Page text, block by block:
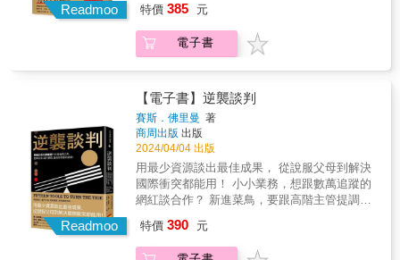
溝通方式，從中獲取多角度的見解和反饋。增
進團隊合作與建立共識。提高團隊溝通和協作
效率。培養團隊的共同理解和共享價值觀。&6.
反思精進回顧自己在觀影學習過程中的成長和
收穫，並思考如何進一步提升自己的溝通技巧
慣。&加強對自身行為及態度的反思和調整。
&&持續追求個人和職業生涯的發展成長。
&&&7.理解多元文化&&觀看不同國家和文化背
景的電影，加深對文化差異的價值觀理解，提
升跨文化溝通與談判能力。提高跨文化溝通和
國際合作能力。增進對多元文化社會的敏感度
及包容心。&&拓展跨國人際網絡和就業機會。
通技巧非常重要。本書內容清晰、易懂，發人
深思並提供具體的實踐建議，幫助讀者「開心
的語言、非語言和情感表達，並分析其背後的
溝通風格與技巧。提升解決問題的能力。& &3.
學會技巧觀看電影並將角色之間的溝通方式應
用到現實生活中的談判或溝通場景。透過娛樂
方式學習溝通技巧。可模仿和應用在實際工作
或生活情境中。提供新的思維角度和解決問題
的方法。&4.自我調整嘗試模仿電影中不同角色
的溝通或談判風格，從中學習調整自己的表達
方式與技巧。&&提高自我意識和自我調整能
力。學習在不同情境使用不同的談判溝通策
略。增進自我情緒管理能力。&5.團體建立與團
隊或夥伴一起觀看電影，共同討論角色之間的
溝通方式，從中獲取多角度的見解和反饋。增
進團隊合作與建立共識。提高團隊溝通和協作
效率。培養團隊的共同理解和共享價值觀。&6.
意、合作的方式，與利益不同的人建立持久的
協作關係，把彼此的路走寬、把餅做大，共同
創造充滿無限可能的世界！ 各界推薦 「讀完本
人都以為不可能做到的事。任何人如果想學習
談判藝術、如何找到解方等生活中的基本素
養，一定要讀《創造可能》。」
&mdash;&mdash;桑托斯（Juan Manuel
Santo），哥倫比亞前總統及諾貝爾和平獎得主
「希望不是策略，所以需要有尤瑞這樣的人幫
助我們，在另一方只聽見反對聲音時，找到達
見之際，找到機會。如果你想重新感受好事可
解對方的期待？化解對方的攻擊？
．何時再見？可攻可守的「燜」字訣 ．如何優
雅下桌，不至於撕破臉？&hellip;&hellip; &
（辭職）變成是勞資雙方要共同面對的問題。
│如何選地點│ 人心是浮動的，因此要盡量在讓
對方不容易落跑的地方進行談判。沒辦法轉身
碼。 實用的QA集錦 升級你的談判即戰力 第1
章 坐上談判桌之前要知道的事 ．談判到底可
不可能雙贏？ ．談判有沒有底線？什麼是贏與
利的標準？&hellip;&hellip; 第2章 生活中的談
判，無所不在 ．跳槽、辭職、求職的談判關鍵
為何？ ．非買到不可！避免落入弱勢的談判關
鍵？&hellip;&hellip; 第3章 談判桌上的攻防技
巧 ．談判出牌，用什麼句型最有效？ ．如何破
解對方的期待？化解對方的攻擊？
歡迎通識讀本， 用最簡明的方式一探人類談判
的是有效解決問題，讓事情「比以前好」。 &
一場好談判的神奇之處在於：能顧及每一方的
需求、想要的東西和利益，盡可能讓各方都獲
得自己想要的結果。我們如何概念化思考談判
（談判的「科學」），取決於許多因素
&mdash;&mdash;有什麼風險、有哪些當事
者、有多少議題、事件背景或使用手段
&hellip;&hellip;，這些都決定了我們如何行動
（談判的「藝術」）： ●多方的複雜談判需要
同時處理大腦、胃以及心？ ●如果談判達成協
議了，如何確保各方會履行自己的承諾？ ●當
談判中其他人採用糟糕的戰術來對付我們時，
該怎麼辦？ ●「不計代價要贏」、「任何事都
可以談判！」、「各讓一步」、「如何與俄國
Readmoo
一致認證！入選普林斯頓大學、耶魯大學等頂
尖大學指定讀物！【GAS口語魅力培訓®創辦
人、廣播主持人、銘傳大學傳播學院助理教
維商學院院長】孫治華【全職交易人】梁展嘉
【諮商心理師、作家】陳雪如【知名專業企業
講師】黃永猛【鉑澈行銷顧問策略長】劉奕酉
【臨床心理師】蘇益賢專業推薦！最好的談
判，不只可以得到勝利，更能夠贏得人心！．
買東西殺價時，你要求的折扣，應該要比你預
期的折扣更大？．應徵工作時，應該爭取比自
己需求更高的薪水與福利？．賣房子的時候，
當個不情願的賣方，才可以得到更好的成交價
受對方第一次的報價？．簽訂合約時，擬訂合
特價 385 元
電子書
Readmoo
【電子書】逆襲談判
賽斯．佛里曼 著
商周出版 出版
2024/04/04 出版
用最少資源談出最佳成果， 從說服父母到解決
國際衝突都能用！ 小小業務，想跟數萬追蹤的
網紅談合作？ 新進菜鳥，要跟高階主管提調
你？ 如果談判籌碼不對等，該怎麼逆轉劣勢，
達成你想要的結果？ 說服父母養貓、讓經營衰
特價 390 元